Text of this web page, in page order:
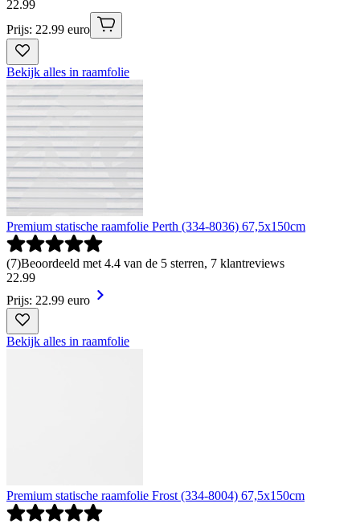
22.99
Prijs: 22.99 euro
Bekijk alles in raamfolie
Premium statische raamfolie Perth (334-8036) 67,5x150cm
(7)Beoordeeld met 4.4 van de 5 sterren, 7 klantreviews
22.99
Prijs: 22.99 euro
Bekijk alles in raamfolie
Premium statische raamfolie Frost (334-8004) 67,5x150cm